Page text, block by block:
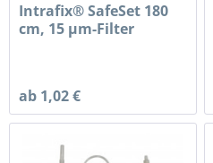
Intrafix® SafeSet 180
cm, 15 µm-Filter
ab 1,02 €